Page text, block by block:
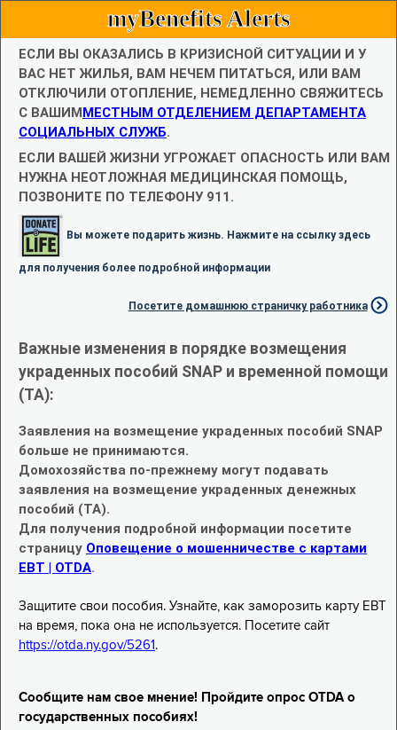
myBenefits Alerts
ЕСЛИ ВЫ ОКАЗАЛИСЬ В КРИЗИСНОЙ СИТУАЦИИ И У
ВАС НЕТ ЖИЛЬЯ, ВАМ НЕЧЕМ ПИТАТЬСЯ, ИЛИ ВАМ
ОТКЛЮЧИЛИ ОТОПЛЕНИЕ, НЕМЕДЛЕННО СВЯЖИТЕСЬ
С ВАШИММЕСТНЫМ ОТДЕЛЕНИЕМ ДЕПАРТАМЕНТА
СОЦИАЛЬНЫХ СЛУЖБ.
ЕСЛИ ВАШЕЙ ЖИЗНИ УГРОЖАЕТ ОПАСНОСТЬ ИЛИ ВАМ
НУЖНА НЕОТЛОЖНАЯ МЕДИЦИНСКАЯ ПОМОЩЬ,
ПОЗВОНИТЕ ПО ТЕЛЕФОНУ 911.
Вы можете подарить жизнь. Нажмите на ссылку здесь
для получения более подробной информации
Посетите домашнюю страничку работника
Важные изменения в порядке возмещения
украденных пособий SNAP и временной помощи
(TA):
Заявления на возмещение украденных пособий SNAP
больше не принимаются.
Домохозяйства по-прежнему могут подавать
заявления на возмещение украденных денежных
пособий (TA).
Для получения подробной информации посетите
страницу Оповещение о мошенничестве с картами
EBT | OTDA.
Защитите свои пособия. Узнайте, как заморозить карту EBT
на время, пока она не используется. Посетите сайт
https://otda.ny.gov/5261 .
Сообщите нам свое мнение! Пройдите опрос OTDA о
государственных пособиях!